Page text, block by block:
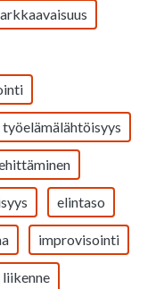
työelämälähtöisyys
elintaso
improvisointi